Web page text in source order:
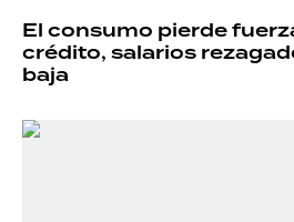
El consumo pierde
crédito, salarios
baja